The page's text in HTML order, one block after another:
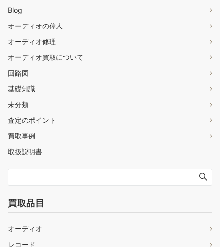
Blog
オーディオの偉人
オーディオ修理
オーディオ買取について
回路図
基礎知識
未分類
査定のポイント
買取事例
取扱説明書
買取品目
オーディオ
レコード